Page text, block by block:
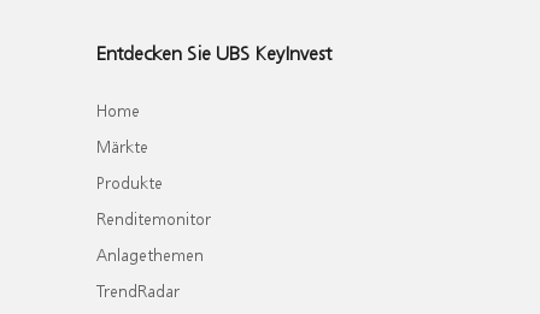
Entdecken Sie UBS KeyInvest
Home
Märkte
Produkte
Renditemonitor
Anlagethemen
TrendRadar